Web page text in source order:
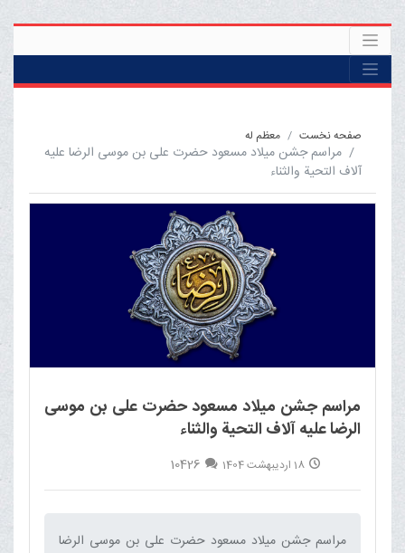
صفحه نخست معظم له
مراسم جشن میلاد مسعود حضرت علی بن موسی الرضا علیه
آلاف التحیة والثناء
مراسم جشن میلاد مسعود حضرت علی بن موسی
الرضا علیه آلاف التحیة والثناء
18 اردیبهشت 1404 10426
مراسم جشن میلاد مسعود حضرت علی بن موسی الرضا